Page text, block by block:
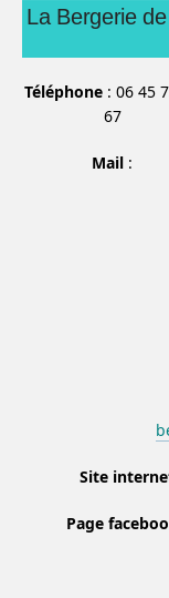
La Bergerie
Téléphone : 06 45
67
Mail :
Site
Page